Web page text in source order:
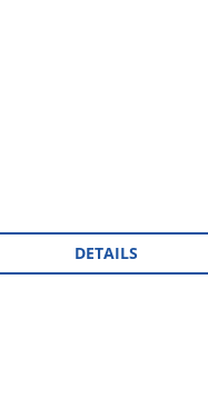
DETAILS